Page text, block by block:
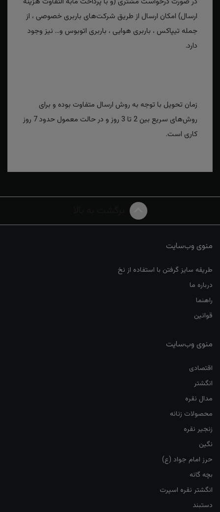
ارسال) امکان ارسال از طریق شرکت‌های باربری خصوصی ، از
جمله تیپاکس ، باربری هوایی ، باربری اتوبوس و... نیز وجود
دارد.
زمان تحویل با توجه به روش ارسال متفاوت بوده و برای
روش‌های سریع بین 2 تا 3 روز و در حالت معمول حدود 7 روز
کاری است.
منوی وب‌سایت
طریقه سایز گرفتن با استفاده از نخ
درباره ما
راهنما
قوانین
منوی وب‌سایت
اقتصادی
انگشتر
مدال نقره
محصولات زنانه
زنجیر نقره
نگین
حرز امام جواد (ع)
بچه گانه
انگشتر نقره اسپرت
دستبند